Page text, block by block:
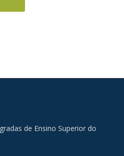
de Ensino Superior do